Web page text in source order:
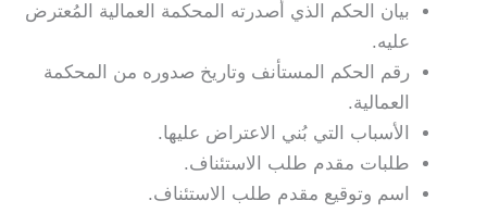
بيان الحكم الذي أصدرته المحكمة العمالية المُعترض
عليه.
رقم الحكم المستأنف وتاريخ صدوره من المحكمة
العمالية.
الأسباب التي بُني الاعتراض عليها.
طلبات مقدم طلب الاستئناف.
اسم وتوقيع مقدم طلب الاستئناف.